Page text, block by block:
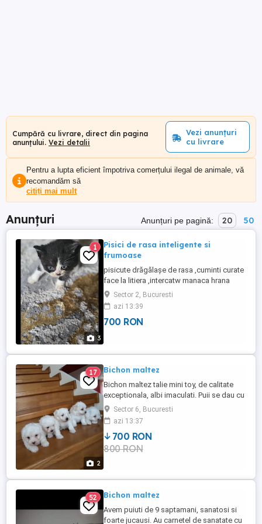
Cumpără cu livrare, direct din pagina
anunțului. Vezi detalii
Vezi anunțuri
cu livrare
Pentru a lupta eficient împotriva comerțului ilegal de animale, vă
recomandăm să
citiți mai mult
Anunțuri Anunțuri pe pagină: 20 50
3
1
Pisici de rasa inteligente si
frumoase
pisicute drăgălașe de rasa ,cuminti curate
face la litiera ,intercatw manaca hrana
umeda si usacta,pateuri .reconpense
etc!Le place sa te joci cu ele sa doarmă cu
tine noaptea
Sector 2, Bucuresti
azi 13:39
700 RON
2
17 Bichon maltez
Bichon maltez talie mini toy, de calitate
exceptionala, albi imaculati. Puii se dau cu
carnet de sanatate avand vaccinarile si
deparazitarile la zi. Pentru mai multe detalii
sunati la nr de telefon.
Sector 6, Bucuresti
azi 13:37
700 RON
800 RON
52 Bichon maltez
Avem puiuti de 9 saptamani, sanatosi si
foarte jucausi. Au carnetel de sanatate cu